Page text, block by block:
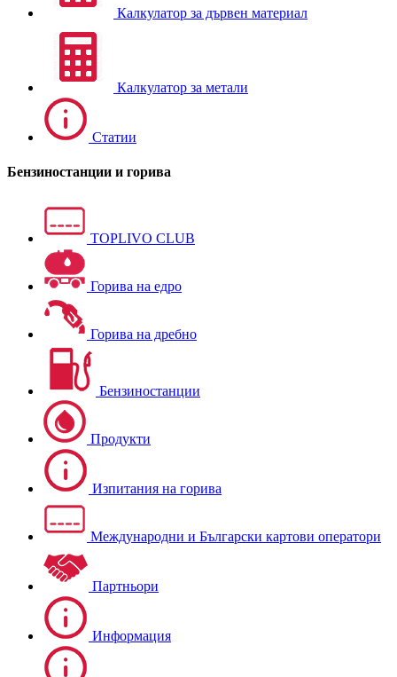
Калкулатор за дървен материал
Калкулатор за метали
Статии
Бензиностанции и горива
TOPLIVO CLUB
Горива на едро
Горива на дребно
Бензиностанции
Продукти
Изпитания на горива
Международни и Български картови оператори
Партньори
Информация